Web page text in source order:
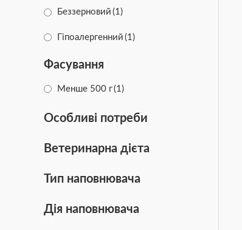
Беззерновий (1)
Гіпоалергенний (1)
Фасування
Менше 500 г(1)
Особливі потреби
Ветеринарна дієта
Тип наповнювача
Дія наповнювача